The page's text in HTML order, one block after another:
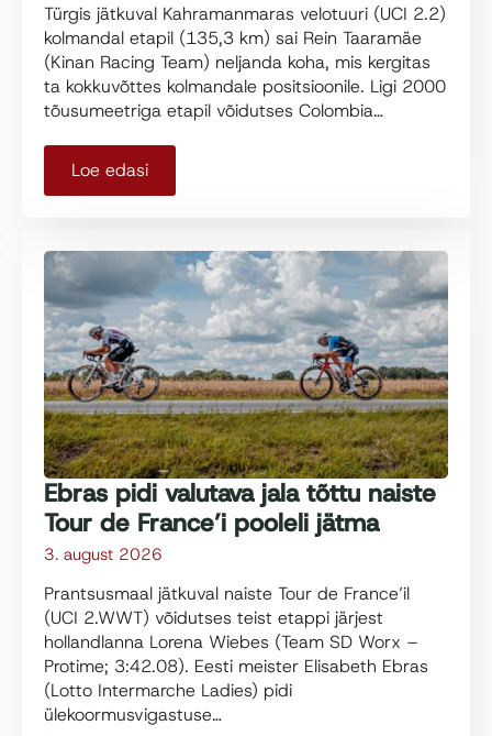
Türgis jätkuval Kahramanmaras velotuuri (UCI 2.2)
kolmandal etapil (135,3 km) sai Rein Taaramäe
(Kinan Racing Team) neljanda koha, mis kergitas
ta kokkuvõttes kolmandale positsioonile. Ligi 2000
tõusumeetriga etapil võidutses Colombia…
Loe edasi
Ebras pidi valutava jala tõttu naiste
Tour de France’i pooleli jätma
3. august 2026
Prantsusmaal jätkuval naiste Tour de France’il
(UCI 2.WWT) võidutses teist etappi järjest
hollandlanna Lorena Wiebes (Team SD Worx –
Protime; 3:42.08). Eesti meister Elisabeth Ebras
(Lotto Intermarche Ladies) pidi
ülekoormusvigastuse…